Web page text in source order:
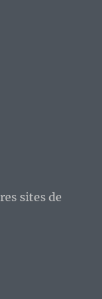
sites de